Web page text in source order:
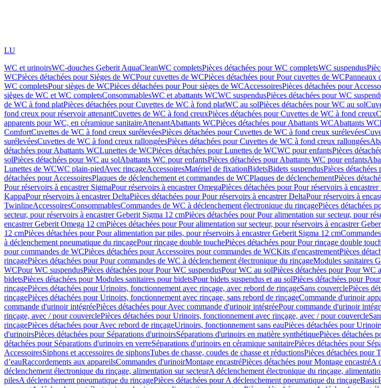
LU
WC et urinoirsWC-douches Geberit AquaCleanWC completsPièces détachées pour WC completsWC suspendus
WCPièces détachées pour Sièges de WCPour cuvettes de WCPièces détachées pour Pour cuvettes de WCPanneaux
WC completsPour sièges de WCPièces détachées pour Pour sièges de WCAccessoiresPièces détachées pour
sièges de WC et WC completsConsommablesWC et abattants WCWC suspendusPièces détachées pour WC
de WC à fond platPièces détachées pour Cuvettes de WC à fond platWC au solPièces détachées pour WC au sol
fond creux pour réservoir attenantCuvettes de WC à fond creuxPièces détachées pour Cuvettes de WC à fond creux
apparents pour WC, en céramique sanitaireAttenantAbattants WCPièces détachées pour Abattants WCAbattants WC
ComfortCuvettes de WC à fond creux surélevéesPièces détachées pour Cuvettes de WC à fond creux surélevées
surélevéesCuvettes de WC à fond creux rallongéesPièces détachées pour Cuvettes de WC à fond creux rallongées
détachées pour Abattants WCLunettes de WCPièces détachées pour Lunettes de WCWC pour enfantsPièces
solPièces détachées pour WC au solAbattants WC pour enfantsPièces détachées pour Abattants WC pour enfants
Lunettes de WCWC plain-piedAvec rinçageAccessoiresMatériel de fixationBidetsBidets suspendusPièces
détachées pour AccessoiresPlaques de déclenchement et commandes de WCPlaques de déclenchementPièces
Pour réservoirs à encastrer SigmaPour réservoirs à encastrer OmegaPièces détachées pour Pour réservoirs à encastrer
KappaPour réservoirs à encastrer DeltaPièces détachées pour Pour réservoirs à encastrer DeltaPour réservoirs à
TwinlineAccessoiresConsommablesCommandes de WC à déclenchement électronique du rinçagePièces détachées
secteur, pour réservoirs à encastrer Geberit Sigma 12 cmPièces détachées pour Pour alimentation sur secteur, pour
encastrer Geberit Omega 12 cmPièces détachées pour Pour alimentation sur secteur, pour réservoirs à encastrer
12 cmPièces détachées pour Pour alimentation par piles, pour réservoirs à encastrer Geberit Sigma 12 cm
à déclenchement pneumatique du rinçagePour rinçage double touchePièces détachées pour Pour rinçage double
pour commandes de WCPièces détachées pour Accessoires pour commandes de WCKits d'encastrementPièces
rinçagePièces détachées pour Pour commandes de WC à déclenchement électronique du rinçageModules sanitaires
WCPour WC suspendusPièces détachées pour Pour WC suspendusPour WC au solPièces détachées pour Pour WC
bidetsPièces détachées pour Modules sanitaires pour bidetsPour bidets suspendus et au solPièces détachées pour
rinçagePièces détachées pour Urinoirs, fonctionnement avec rinçage, avec rebord de rinçageSans couverclePièces
rinçagePièces détachées pour Urinoirs, fonctionnement avec rinçage, sans rebord de rinçageCommande d'urinoir
commande d'urinoir intégréePièces détachées pour Avec commande d'urinoir intégréePour commande d'urinoir
rinçage, avec / pour couverclePièces détachées pour Urinoirs, fonctionnement avec rinçage, avec / pour couvercle
rinçagePièces détachées pour Avec rebord de rinçageUrinoirs, fonctionnement sans eauPièces détachées pour
d'urinoirsPièces détachées pour Séparations d'urinoirsSéparations d'urinoirs en matière synthétiquePièces détachées
détachées pour Séparations d'urinoirs en verreSéparations d'urinoirs en céramique sanitairePièces détachées pour
AccessoiresSiphons et accessoires de siphonsTubes de chasse, coudes de chasse et réductionsPièces détachées pour
d’eauRaccordements aux appareilsCommandes d'urinoirMontage encastréPièces détachées pour Montage encastréA
déclenchement électronique du rinçage, alimentation sur secteurA déclenchement électronique du rinçage,
pilesA déclenchement pneumatique du rinçagePièces détachées pour A déclenchement pneumatique du rinçageBasic